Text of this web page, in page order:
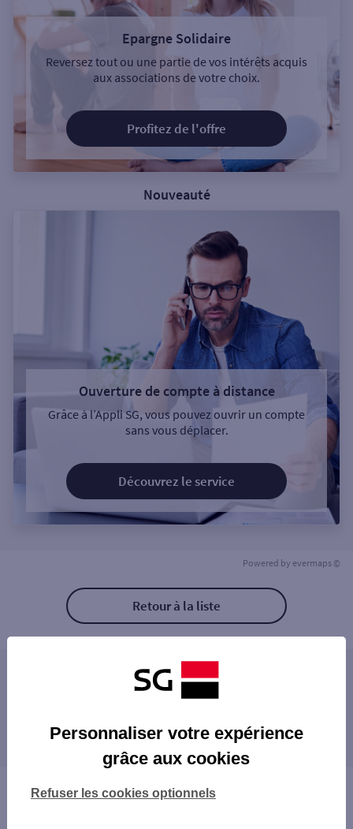
Epargne Solidaire
Reversez tout ou une partie de vos intérêts acquis
aux associations de votre choix.
Profitez de l'offre
Nouveauté
Ouverture de compte à distance
Grâce à l’Appli SG, vous pouvez ouvrir un compte
sans vous déplacer.
Découvrez le service
Powered by evermaps ©
Retour à la liste
Les agences SG PRO à proximité
proximité
Vous êtes ici : Accueil
Personnaliser votre expérience
grâce aux cookies
Refuser les cookies optionnels